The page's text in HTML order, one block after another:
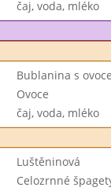
čaj, voda, mléko
Bublanina s
Ovoce
čaj, voda, mléko
Luštěninová
Celozrnné